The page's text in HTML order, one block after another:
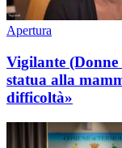
Apertura
Vigilante (Donne
statua alla
difficoltà»